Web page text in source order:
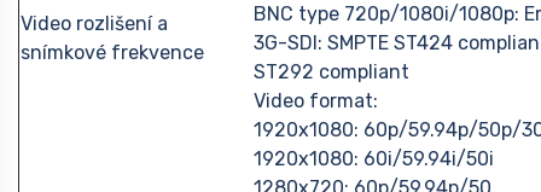
Video rozlišení a
snímkové frekvence
BNC type 720p/1080i/1080p:
3G-SDI: SMPTE ST424
ST292 compliant
Video format:
1920x1080: 60p/59.94p/50p/
1920x1080: 60i/59.94i/50i
1280x720: 60p/59.94p/50